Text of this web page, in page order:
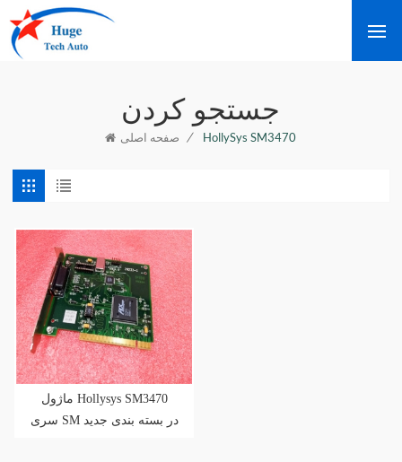
جستجو کردن
صفحه اصلی / HollySys SM3470
ماژول Hollysys SM3470
سری SM در بسته بندی جدید